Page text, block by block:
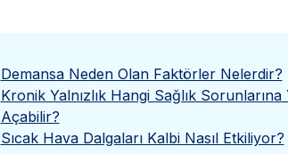
Demansa Neden Olan Faktörler Nelerdir?
Kronik Yalnızlık Hangi Sağlık Sorunlarına
Açabilir?
Sıcak Hava Dalgaları Kalbi Nasıl Etkiliyor?